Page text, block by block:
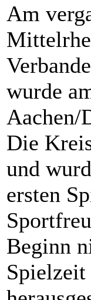
Am
wurde
Aachen/
Die
und
ersten
Beginn